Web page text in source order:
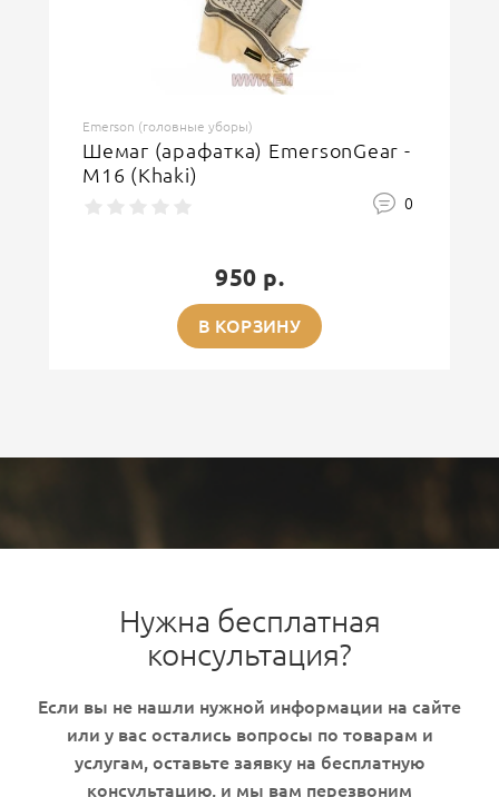
Emerson (головные уборы)
Шемаг (арафатка) EmersonGear -
M16 (Khaki)
0
950 р.
В КОРЗИНУ
Нужна бесплатная
консультация?